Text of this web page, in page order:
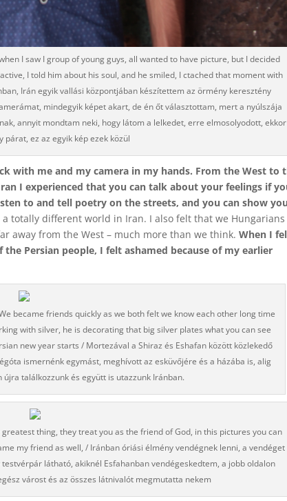
I saw I group of young guys, all wanted to have picture, but I decided
I told him about his soul, and he smiled, I ctached that moment with
Irán egyik vallási központjában készítettem az örmény keresztény
mindegyik képet akart, de én őt választottam, mert a nyúlszája
annyit mondtam neki, hogy látom a lelkedet, erre elmosolyodott, ekkor
párat, ez az egyik kép ezek közül
with me and my camera in my hands. From the West to
I experienced that you can talk about your feelings if
to and tell poetry on the streets, and you can show
totally different world in Iran. I also felt that we Hungarians
away from the West – much more than we think.When I
Persian people, I felt ashamed because of my earlier
became friends quickly as we both felt we know each other long time
with silver, he is decorating that big silver plates what you can see
new year starts / Mortezával a Shiraz és Eshafan között közlekedő
ismernénk egymást, meghívott az esküvőjére és a házába is, alig
találkozzunk és együtt is utazzunk Iránban.
thing, they treat you as the friend of God, in this pictures you can
my friend as well, / Iránban óriási élmény vendégnek lenni, a vendéget
látható, akiknél Esfahanban vendégeskedtem, a jobb oldalon
várost és az összes látnivalót megmutatta nekem